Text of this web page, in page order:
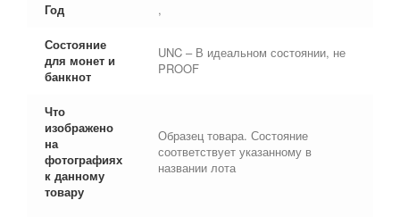
Год ,
Состояние
для монет и
банкнот
UNC – В идеальном состоянии, не
PROOF
Что
изображено
на
фотографиях
к данному
товару
Образец товара. Состояние
соответствует указанному в
названии лота